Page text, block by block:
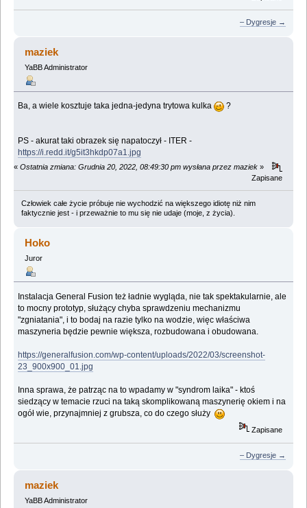
– Dygresje →
maziek
YaBB Administrator
Ba, a wiele kosztuje taka jedna-jedyna trytowa kulka ?
PS - akurat taki obrazek się napatoczył - ITER -
https://i.redd.it/g5it3hkdp07a1.jpg
« Ostatnia zmiana: Grudnia 20, 2022, 08:49:30 pm wysłana przez maziek »
Zapisane
Człowiek całe życie próbuje nie wychodzić na większego idiotę niż nim
faktycznie jest - i przeważnie to mu się nie udaje (moje, z życia).
Hoko
Juror
Instalacja General Fusion też ładnie wygląda, nie tak spektakularnie, ale
to mocny prototyp, służący chyba sprawdzeniu mechanizmu
"zgniatania", i to bodaj na razie tylko na wodzie, więc właściwa
maszyneria będzie pewnie większa, rozbudowana i obudowana.
https://generalfusion.com/wp-content/uploads/2022/03/screenshot-
23_900x900_01.jpg
Inna sprawa, że patrząc na to wpadamy w "syndrom laika" - ktoś
siedzący w temacie rzuci na taką skomplikowaną maszynerię okiem i na
ogół wie, przynajmniej z grubsza, co do czego służy
Zapisane
– Dygresje →
maziek
YaBB Administrator